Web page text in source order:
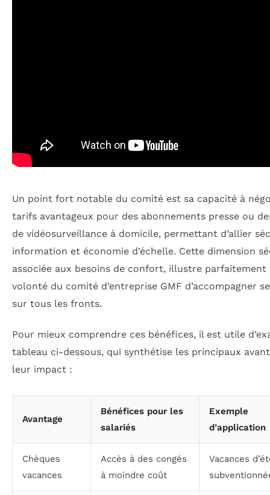
Un point fort notable du comité est sa capacité à
tarifs avantageux pour des abonnements presse ou
de vidéosurveillance à domicile, permettant d’allier
information et économie d’échelle. Cette dimension
associée aux besoins de confort, illustre parfaitement
volonté du comité d’entreprise GMF d’accompagner
sur tous les fronts.
Pour mieux comprendre ces bénéfices, il est utile
tableau ci-dessous, qui synthétise les principaux
leur impact :
Avantage
Bénéfices pour les
salariés
Exemple
d’application
Chèques
vacances
Accès à des congés
à moindre coût
Vacances